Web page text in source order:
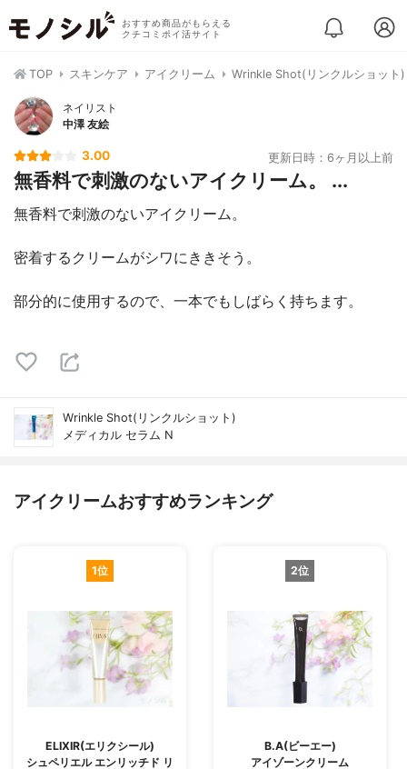
おすすめ商品がもらえる
クチコミポイ活サイト
TOP スキンケア アイクリーム Wrinkle Shot(リンクルショット
ネイリスト
中澤 友絵
3.00 更新日時：6ヶ月以上前
無香料で刺激のないアイクリーム。 ...
無香料で刺激のないアイクリーム。
密着するクリームがシワにききそう。
部分的に使用するので、一本でもしばらく持ちます。
Wrinkle Shot(リンクルショット)
メディカル セラム N
アイクリームおすすめランキング
1位
ELIXIR(エリクシール)
シュペリエル エンリッチド リ
2位
B.A(ビーエー)
アイゾーンクリーム